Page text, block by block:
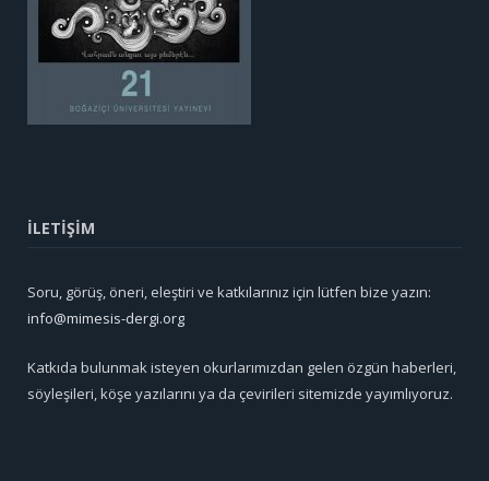
İLETİŞİM
Soru, görüş, öneri, eleştiri ve katkılarınız için lütfen bize yazın:
info@mimesis-dergi.org
Katkıda bulunmak isteyen okurlarımızdan gelen özgün haberleri,
söyleşileri, köşe yazılarını ya da çevirileri sitemizde yayımlıyoruz.